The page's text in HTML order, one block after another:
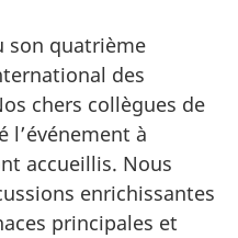
son quatrième
des
chers collègues de
l’événement à
accueillis. Nous
enrichissantes
principales et